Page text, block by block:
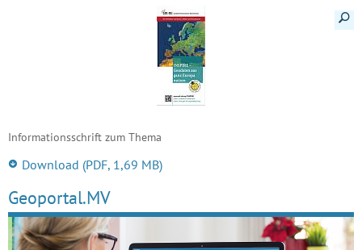
Informationsschrift zum Thema
Download (PDF, 1,69 MB)
Geoportal.MV